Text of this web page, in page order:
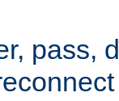
pass,